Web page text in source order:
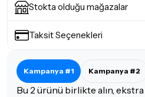
Stokta olduğu mağazalar
Taksit Seçenekleri
Kampanya #1 Kampanya #2
Bu 2 ürünü birlikte alın, ekstra